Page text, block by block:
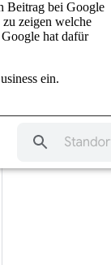
Beitrag bei Google
zeigen welche
hat dafür
ein.